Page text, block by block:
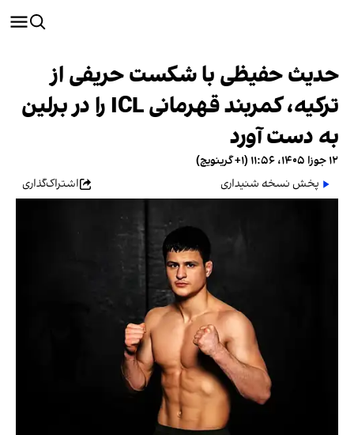
حدیث حفیظی با شکست حریفی از
ترکیه‌، کمربند قهرمانی ICL را در برلین
به دست آورد
۱۲ جوزا ۱۴۰۵، ۱۱:۵۶ (‎+۱ گرینویچ)
پخش نسخه شنیداری
اشتراک‌گذاری